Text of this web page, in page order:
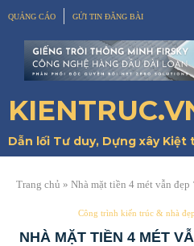
QUẢNG CÁO GỬI TIN ĐĂNG BÀI
Dẫn lối Tư duy, Dựng xây Kiệt
Trang chủ » Nhà mặt tiền 4 mét vẫn đẹp
Công trình kiến trúc & nhà đẹp
NHÀ MẶT TIỀN 4 MÉT